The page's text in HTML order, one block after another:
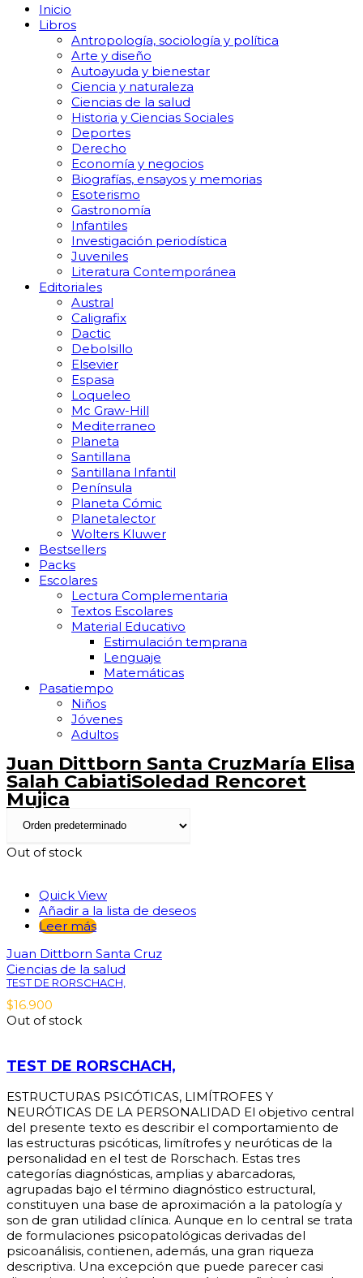
Inicio
Libros
Antropología, sociología y política
Arte y diseño
Autoayuda y bienestar
Ciencia y naturaleza
Ciencias de la salud
Historia y Ciencias Sociales
Deportes
Derecho
Economía y negocios
Biografías, ensayos y memorias
Esoterismo
Gastronomía
Infantiles
Investigación periodística
Juveniles
Literatura Contemporánea
Editoriales
Austral
Caligrafix
Dactic
Debolsillo
Elsevier
Espasa
Loqueleo
Mc Graw-Hill
Mediterraneo
Planeta
Santillana
Santillana Infantil
Península
Planeta Cómic
Planetalector
Wolters Kluwer
Bestsellers
Packs
Escolares
Lectura Complementaria
Textos Escolares
Material Educativo
Estimulación temprana
Lenguaje
Matemáticas
Pasatiempo
Niños
Jóvenes
Adultos
Juan Dittborn Santa CruzMaría Elisa
Salah CabiatiSoledad Rencoret
Mujica
Out of stock
Quick View
Añadir a la lista de deseos
Leer más
Juan Dittborn Santa Cruz
Ciencias de la salud
TEST DE RORSCHACH,
$16.900
Out of stock
TEST DE RORSCHACH,
ESTRUCTURAS PSICÓTICAS, LIMÍTROFES Y
NEURÓTICAS DE LA PERSONALIDAD El objetivo central
del presente texto es describir el comportamiento de
las estructuras psicóticas, limítrofes y neuróticas de la
personalidad en el test de Rorschach. Estas tres
categorías diagnósticas, amplias y abarcadoras,
agrupadas bajo el término diagnóstico estructural,
constituyen una base de aproximación a la patología y
son de gran utilidad clínica. Aunque en lo central se trata
de formulaciones psicopatológicas derivadas del
psicoanálisis, contienen, además, una gran riqueza
descriptiva. Una excepción que puede parecer casi